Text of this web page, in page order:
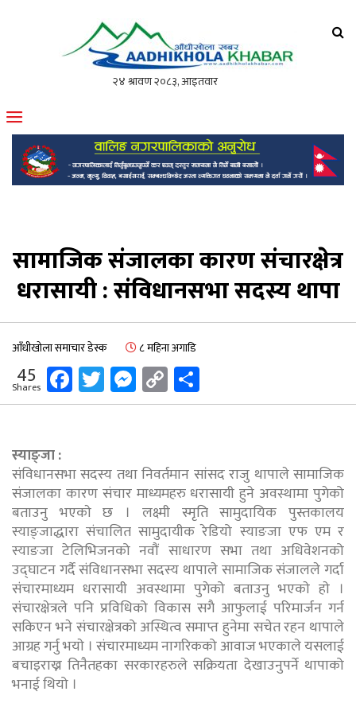
मोफसलकै लोकप्रिय अनलाइन पत्रिका
सामाजिक संजालका कारण संचारक्षेत्र
धरासायी : संविधानसभा सदस्य थापा
आँधीखोला समाचार डेस्क ८ महिना अगाडि
45
Shares Facebook
Twitter
Messenger
Copy
Link
स्याङ्जा :
संविधानसभा सदस्य तथा निवर्तमान सांसद राजु थापाले सामाजिक
संजालका कारण संचार माध्यमहरु धरासायी हुने अवस्थामा पुगेको
बताउनु भएकाे छ । लक्ष्मी स्मृति सामुदायिक पुस्तकालय
स्याङ्जाद्धारा संचालित सामुदायीक रेडियो स्याङजा एफ एम र
स्याङजा टेलिभिजनको नवौं साधारण सभा तथा अधिवेशनको
उद्घाटन गर्दै संविधानसभा सदस्य थापाले सामाजिक संजालले गर्दा
संचारमाध्यम धरासायी अवस्थामा पुगेको बताउनु भएकाे हाे ।
संचारक्षेत्रले पनि प्रविधिको विकास सगै आफुलाई परिमार्जन गर्न
सकिएन भने संचारक्षेत्रको अस्थित्व समाप्त हुनेमा सचेत रहन थापाले
आग्रह गर्नु भयाे । संचारमाध्यम नागरिकको आवाज भएकाले यसलाई
बचाइराख्न तिनैतहका सरकारहरुले सक्रियता देखाउनुपर्ने थापाको
भनाई थियो ।